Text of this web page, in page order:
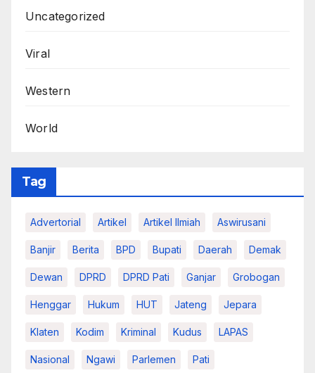
Uncategorized
Viral
Western
World
Tag
Advertorial Artikel Artikel Ilmiah Aswirusani
Banjir Berita BPD Bupati Daerah Demak
Dewan DPRD DPRD Pati Ganjar Grobogan
Henggar Hukum HUT Jateng Jepara
Klaten Kodim Kriminal Kudus LAPAS
Nasional Ngawi Parlemen Pati